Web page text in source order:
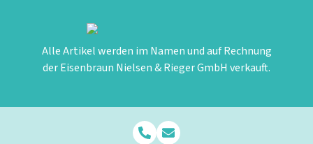
Alle Artikel werden im Namen und auf Rechnung
der Eisenbraun Nielsen & Rieger GmbH verkauft.